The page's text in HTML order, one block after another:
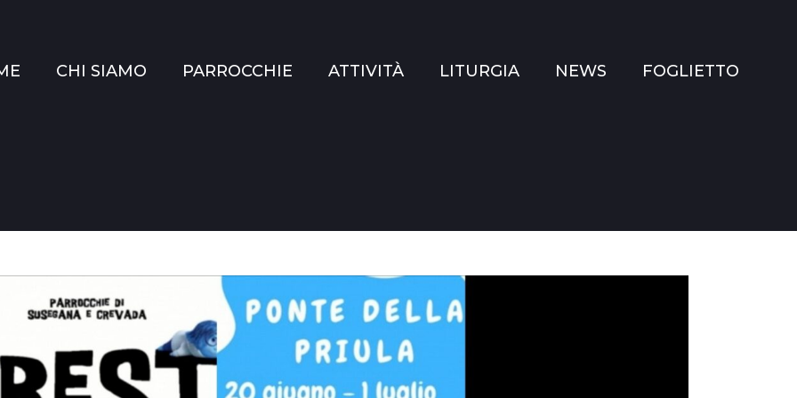
CHI SIAMO PARROCCHIE ATTIVITÀ LITURGIA NEWS FOGLIETTO